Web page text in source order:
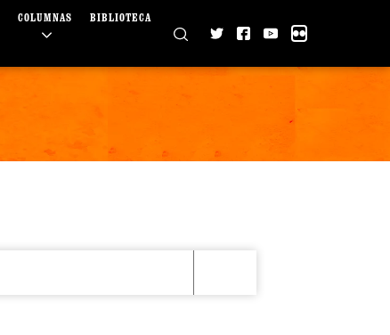
COLUMNAS BIBLIOTECA